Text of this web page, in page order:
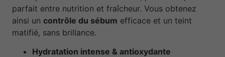
parfait entre nutrition et fraîcheur. Vous obtenez
ainsi un contrôle du sébum efficace et un teint
matifié, sans brillance.
Hydratation intense & antioxydante